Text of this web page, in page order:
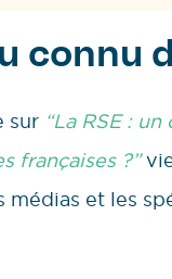
connu
sur “La RSE :
françaises ?”
et les